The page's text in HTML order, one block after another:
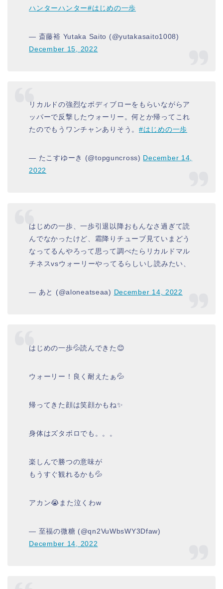
ハンターハンター#はじめの一歩
— 斎藤裕 Yutaka Saito (@yutakasaito1008)
December 15, 2022
リカルドの強烈なボディブローをもらいながらア
ッパーで反撃したウォーリー。何とか帰ってこれ
たのでもうワンチャンありそう。 #はじめの一歩
— たこすゆーき (@topguncross) December 14,
2022
はじめの一歩、一歩引退以降おもんなさ過ぎて読
んでなかったけど、霜降りチューブ見ていまどう
なってるんやろって思って調べたらリカルドマル
チネスvsウォーリーやってるらしいし読みたい、
— あと (@aloneatseaa) December 14, 2022
はじめの一歩💦読んできた😊
ウォーリー！良く耐えたぁ💦
帰ってきた顔は笑顔かもね✨
身体はズタボロでも。。。
楽しんで勝つの意味が
もうすぐ観れるかも💦
アカン😭また泣くわw
— 至福の微糖 (@qn2VuWbsWY3Dfaw)
December 14, 2022